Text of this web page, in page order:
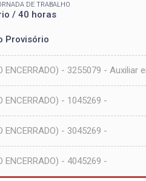
DE TRABALHO
/ 40 horas
Provisório
ENCERRADO) - 3255079 - Auxiliar
ENCERRADO) - 1045269 -
ENCERRADO) - 3045269 -
ENCERRADO) - 4045269 -